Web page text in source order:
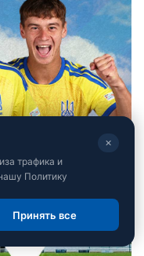
✕
трафика и
Политику
Принять все